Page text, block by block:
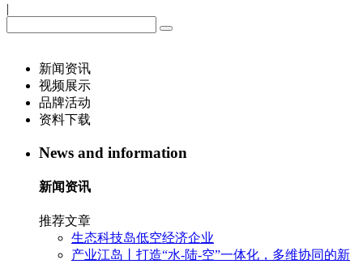
|
新闻资讯
视频展示
品牌活动
资料下载
News and information
新闻资讯
推荐文章
生态科技岛低空经济企业
产业江岛丨打造“水-陆-空”一体化，多维协同的新